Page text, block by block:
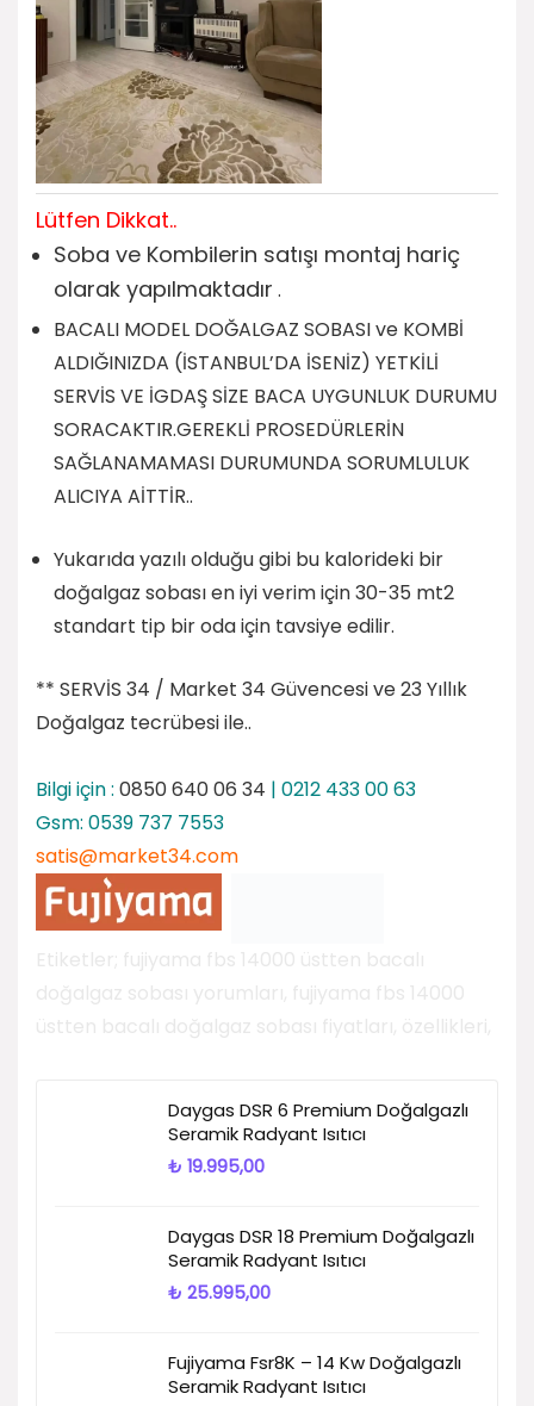
Lütfen Dikkat..
Soba ve Kombilerin satışı montaj hariç
olarak yapılmaktadır .
BACALI MODEL DOĞALGAZ SOBASI ve KOMBİ
ALDIĞINIZDA (İSTANBUL’DA İSENİZ) YETKİLİ
SERVİS VE İGDAŞ SİZE BACA UYGUNLUK DURUMU
SORACAKTIR.GEREKLİ PROSEDÜRLERİN
SAĞLANAMAMASI DURUMUNDA SORUMLULUK
ALICIYA AİTTİR..
Yukarıda yazılı olduğu gibi bu kalorideki bir
doğalgaz sobası en iyi verim için 30-35 mt2
standart tip bir oda için tavsiye edilir.
** SERVİS 34 / Market 34 Güvencesi ve 23 Yıllık
Doğalgaz tecrübesi ile..
Bilgi için : 0850 640 06 34 | 0212 433 00 63
Gsm: 0539 737 7553
satis@market34.com
Daygas DSR 6 Premium Doğalgazlı
Seramik Radyant Isıtıcı
₺ 19.995,00
Daygas DSR 18 Premium Doğalgazlı
Seramik Radyant Isıtıcı
₺ 25.995,00
Fujiyama Fsr8K – 14 Kw Doğalgazlı
Seramik Radyant Isıtıcı